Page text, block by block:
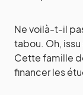
Ne voilà-t-il
tabou. Oh,
Cette famille
financer les